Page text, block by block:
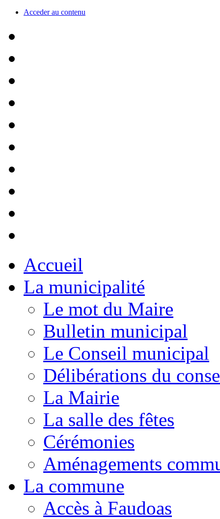
Acceder au contenu
Accueil
La municipalité
Le mot du Maire
Bulletin municipal
Le Conseil municipal
Délibérations du
La Mairie
La salle des fêtes
Cérémonies
Aménagements
La commune
Accès à Faudoas